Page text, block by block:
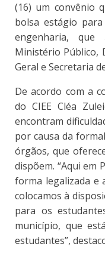
(16) um convênio
bolsa estágio
engenharia, que
Ministério Público,
Geral e Secretaria
De acordo com a
do CIEE Cléa
encontram
por causa da
órgãos, que
dispõem. “Aqui em
forma legalizada e
colocamos à
para os
município, que
estudantes”,